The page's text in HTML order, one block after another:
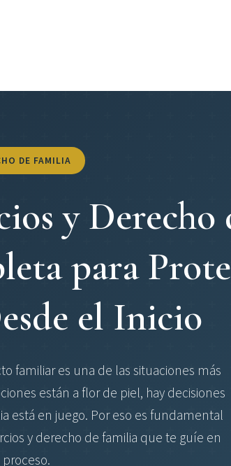
DE FAMILIA
y Derecho
para
el Inicio
familiar es una de las situaciones más
están a flor de piel, hay decisiones
está en juego. Por eso es fundamental
y derecho de familia que te guíe en